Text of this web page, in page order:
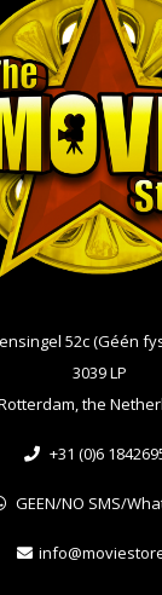
52c (Géén
3039 LP
the
+31 (0)6
GEEN/NO SMS/